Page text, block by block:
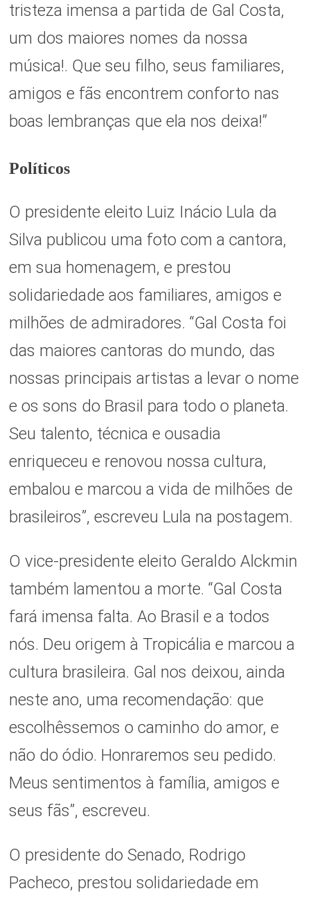
tristeza imensa a partida de Gal Costa,
um dos maiores nomes da nossa
música!. Que seu filho, seus familiares,
amigos e fãs encontrem conforto nas
boas lembranças que ela nos deixa!”
Políticos
O presidente eleito Luiz Inácio Lula da
Silva publicou uma foto com a cantora,
em sua homenagem, e prestou
solidariedade aos familiares, amigos e
milhões de admiradores. “Gal Costa foi
das maiores cantoras do mundo, das
nossas principais artistas a levar o nome
e os sons do Brasil para todo o planeta.
Seu talento, técnica e ousadia
enriqueceu e renovou nossa cultura,
embalou e marcou a vida de milhões de
brasileiros”, escreveu Lula na postagem.
O vice-presidente eleito Geraldo Alckmin
também lamentou a morte. “Gal Costa
fará imensa falta. Ao Brasil e a todos
nós. Deu origem à Tropicália e marcou a
cultura brasileira. Gal nos deixou, ainda
neste ano, uma recomendação: que
escolhêssemos o caminho do amor, e
não do ódio. Honraremos seu pedido.
Meus sentimentos à família, amigos e
seus fãs”, escreveu.
O presidente do Senado, Rodrigo
Pacheco, prestou solidariedade em